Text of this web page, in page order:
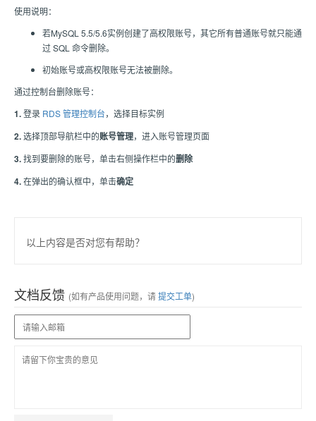
使用说明：
若MySQL 5.5/5.6实例创建了高权限账号，其它所有普通账号就只能通
过 SQL 命令删除。
初始账号或高权限账号无法被删除。
通过控制台删除账号：
1.登录 RDS 管理控制台，选择目标实例
2.选择顶部导航栏中的账号管理，进入账号管理页面
3.找到要删除的账号，单击右侧操作栏中的删除
4.在弹出的确认框中，单击确定
以上内容是否对您有帮助？
文档反馈 (如有产品使用问题，请提交工单)